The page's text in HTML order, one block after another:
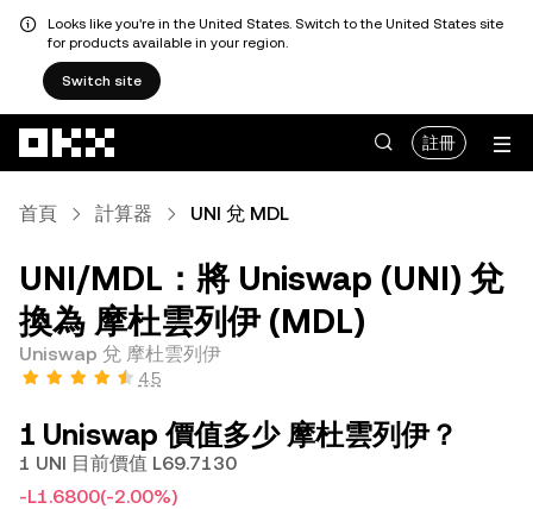
Looks like you're in the United States. Switch to the United States site
for products available in your region.
Switch site
註冊
首頁 計算器 UNI 兌 MDL
UNI/MDL：將 Uniswap (UNI) 兌
換為 摩杜雲列伊 (MDL)
Uniswap 兌 摩杜雲列伊
4.5
1 Uniswap 價值多少 摩杜雲列伊？
1 UNI 目前價值 L69.7130
-L1.6800(-2.00%)